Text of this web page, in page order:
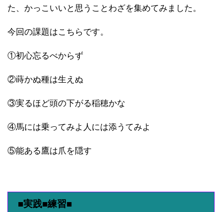
た、かっこいいと思うことわざを集めてみました。
今回の課題はこちらです。
①初心忘るべからず
②蒔かぬ種は生えぬ
③実るほど頭の下がる稲穂かな
④馬には乗ってみよ人には添うてみよ
⑤能ある鷹は爪を隠す
■実践■練習■